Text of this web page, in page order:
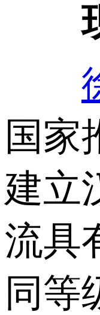
国家
建立
流具
同等